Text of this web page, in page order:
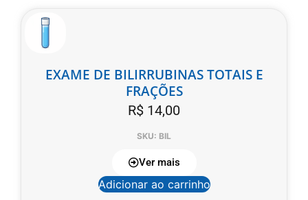
EXAME DE BILIRRUBINAS TOTAIS E
FRAÇÕES
R$ 14,00
SKU: BIL
Ver mais
Adicionar ao carrinho